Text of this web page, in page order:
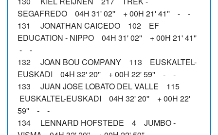
SEGAFREDO 04H 31' 02'' + 00H 21' 41'' - -
131 JONATHAN CAICEDO 102 EF
EDUCATION - NIPPO 04H 31' 02'' + 00H 21' 41''
- -
132 JOAN BOU COMPANY 113 EUSKALTEL-
EUSKADI 04H 32' 20'' + 00H 22' 59'' - -
133 JUAN JOSE LOBATO DEL VALLE 115
EUSKALTEL-EUSKADI 04H 32' 20'' + 00H 22'
59'' - -
134 LENNARD HOFSTEDE 4 JUMBO -